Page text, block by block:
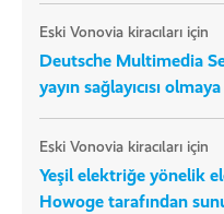
Eski Vonovia kiracıları için
Deutsche Multimedia
yayın sağlayıcısı
Eski Vonovia kiracıları için
Yeşil elektriğe yönelik
Howoge tarafından